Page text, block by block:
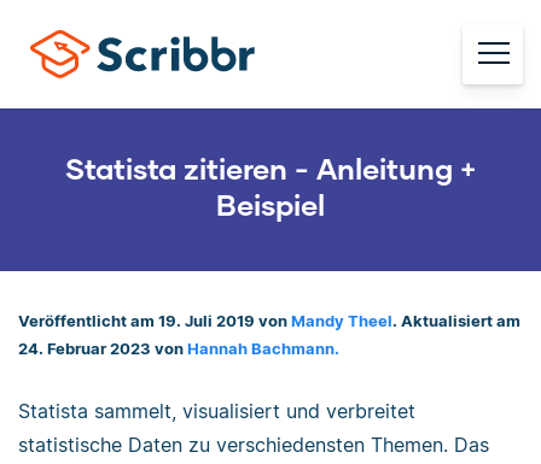
Statista zitieren - Anleitung +
Beispiel
Veröffentlicht am 19. Juli 2019 von Mandy Theel. Aktualisiert am
24. Februar 2023 von Hannah Bachmann.
Statista sammelt, visualisiert und verbreitet
statistische Daten zu verschiedensten Themen. Das